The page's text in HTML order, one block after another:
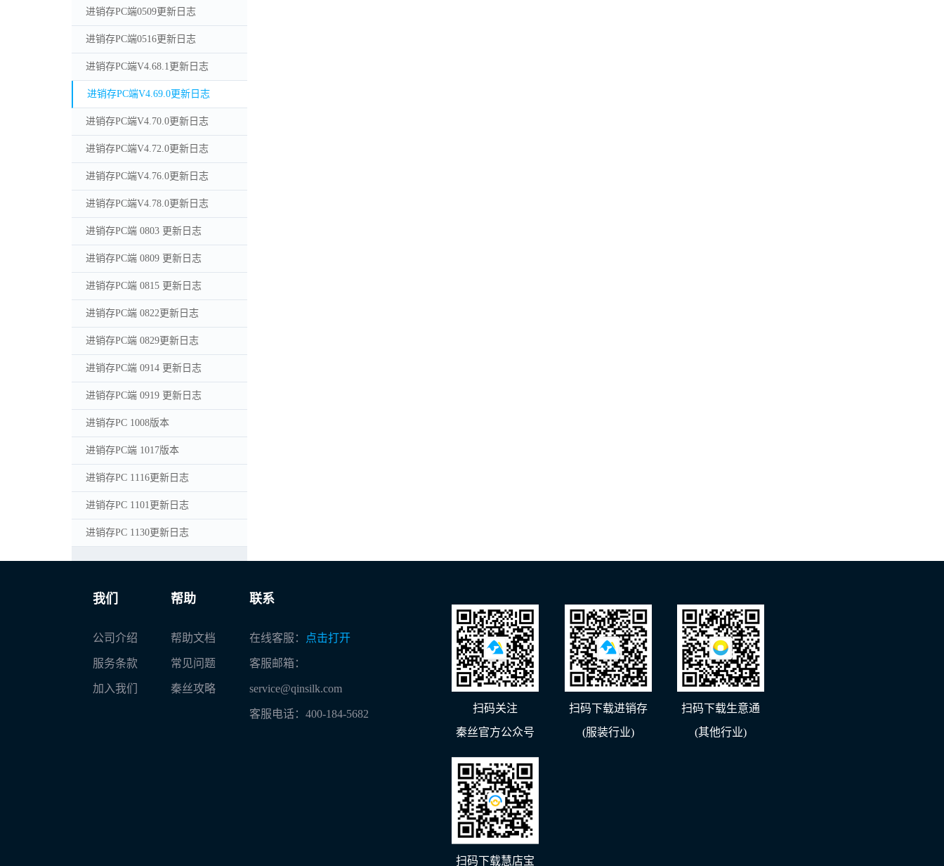
进销存PC端0509更新日志
进销存PC端0516更新日志
进销存PC端V4.68.1更新日志
进销存PC端V4.69.0更新日志
进销存PC端V4.70.0更新日志
进销存PC端V4.72.0更新日志
进销存PC端V4.76.0更新日志
进销存PC端V4.78.0更新日志
进销存PC端 0803 更新日志
进销存PC端 0809 更新日志
进销存PC端 0815 更新日志
进销存PC端 0822更新日志
进销存PC端 0829更新日志
进销存PC端 0914 更新日志
进销存PC端 0919 更新日志
进销存PC 1008版本
进销存PC端 1017版本
进销存PC 1116更新日志
进销存PC 1101更新日志
进销存PC 1130更新日志
我们
公司介绍
服务条款
加入我们
帮助
帮助文档
常见问题
秦丝攻略
联系
在线客服： 点击打开
客服邮箱：
service@qinsilk.com
客服电话： 400-184-5682 扫码关注
秦丝官方公众号
扫码下载进销存
(服装行业)
扫码下载生意通
(其他行业)
扫码下载慧店宝